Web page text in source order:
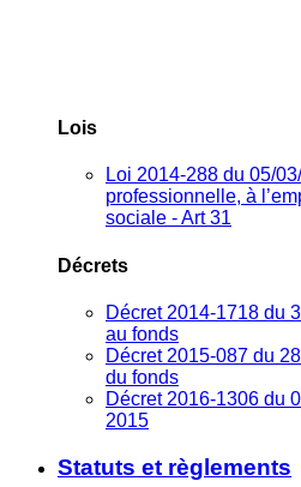
Lois
Loi 2014-288 du 05/
professionnelle, à
sociale - Art 31
Décrets
Décret 2014-1718 du
au fonds
Décret 2015-087 du
du fonds
Décret 2016-1306 du
2015
Statuts et règlements